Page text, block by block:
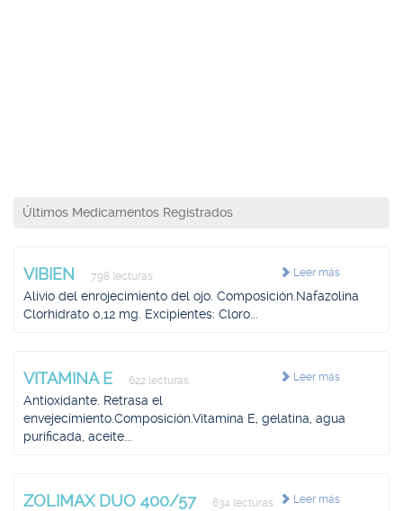
Últimos Medicamentos Registrados
Leer más
VIBIEN 798 lecturas
Alivio del enrojecimiento del ojo. Composición.Nafazolina
Clorhidrato 0,12 mg. Excipientes: Cloro...
Leer más
VITAMINA E 622 lecturas
Antioxidante. Retrasa el
envejecimiento.Composición.Vitamina E, gelatina, agua
purificada, aceite...
Leer más
ZOLIMAX DUO 400/57 634 lecturas